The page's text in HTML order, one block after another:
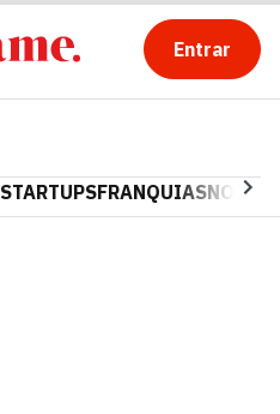
Entrar
STARTUPSFRANQUIAS